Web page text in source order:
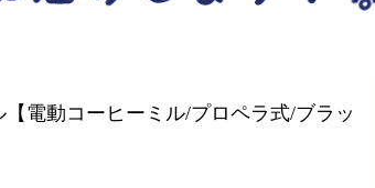
電動コーヒーミル/プロペラ式/ブラッ